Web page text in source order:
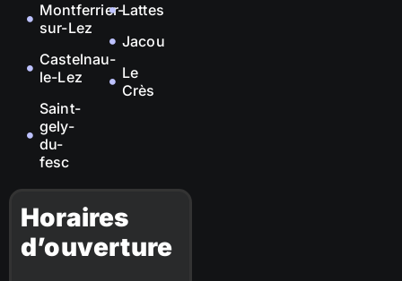
Montferrier-
sur-Lez
Castelnau-
le-Lez
Saint-
gely-
du-
fesc
Lattes
Jacou
Le
Crès
Horaires
d’ouverture